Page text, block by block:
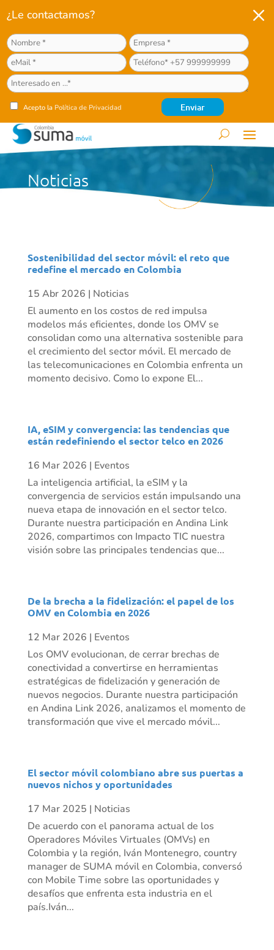
¿Le contactamos?
Acepto la Política de Privacidad
M
Noticias
Sostenibilidad del sector móvil: el reto que
redefine el mercado en Colombia
15 Abr 2026 | Noticias
El aumento en los costos de red impulsa
modelos más eficientes, donde los OMV se
consolidan como una alternativa sostenible para
el crecimiento del sector móvil. El mercado de
las telecomunicaciones en Colombia enfrenta un
momento decisivo. Como lo expone El...
IA, eSIM y convergencia: las tendencias que
están redefiniendo el sector telco en 2026
16 Mar 2026 | Eventos
La inteligencia artificial, la eSIM y la
convergencia de servicios están impulsando una
nueva etapa de innovación en el sector telco.
Durante nuestra participación en Andina Link
2026, compartimos con Impacto TIC nuestra
visión sobre las principales tendencias que...
De la brecha a la fidelización: el papel de los
OMV en Colombia en 2026
12 Mar 2026 | Eventos
Los OMV evolucionan, de cerrar brechas de
conectividad a convertirse en herramientas
estratégicas de fidelización y generación de
nuevos negocios. Durante nuestra participación
en Andina Link 2026, analizamos el momento de
transformación que vive el mercado móvil...
El sector móvil colombiano abre sus puertas a
nuevos nichos y oportunidades
17 Mar 2025 | Noticias
De acuerdo con el panorama actual de los
Operadores Móviles Virtuales (OMVs) en
Colombia y la región, Iván Montenegro, country
manager de SUMA móvil en Colombia, conversó
con Mobile Time sobre las oportunidades y
desafíos que enfrenta esta industria en el
país.Iván...